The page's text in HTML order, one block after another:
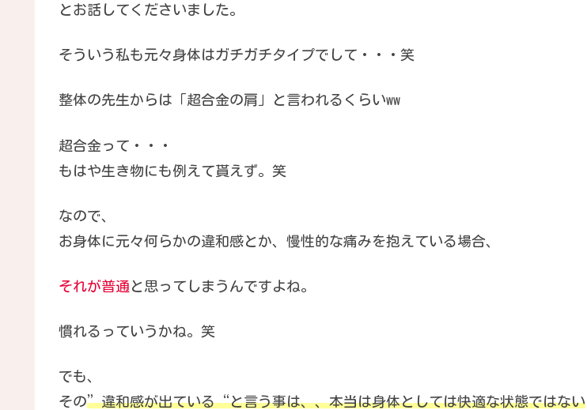
とお話してくださいました。
そういう私も元々身体はガチガチタイプでして・・・笑
整体の先生からは「超合金の肩」と言われるくらいww
超合金って・・・
もはや生き物にも例えて貰えず。笑
なので、
お身体に元々何らかの違和感とか、慢性的な痛みを抱えている場合、
それが普通 と思ってしまうんですよね。
慣れるっていうかね。笑
でも、
その”違和感が出ている“と言う事は、、本当は身体としては快適な状態ではない